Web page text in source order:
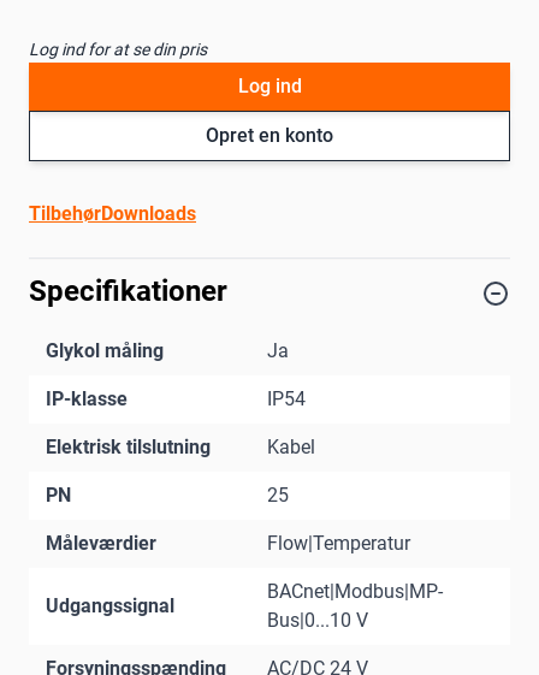
Log ind for at se din pris
Opret en konto
Log ind
TilbehørDownloads
Specifikationer
Glykol måling Ja
IP-klasse IP54
Elektrisk tilslutning Kabel
PN 25
Måleværdier Flow|Temperatur
Udgangssignal
BACnet|Modbus|MP-
Bus|0...10 V
Forsyningsspænding AC/DC 24 V